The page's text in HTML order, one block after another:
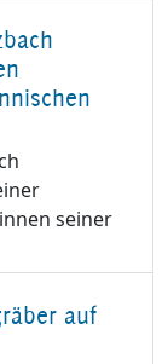
seiner
auf